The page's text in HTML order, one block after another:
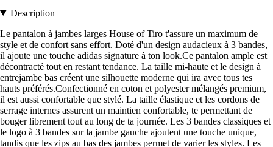
Description
Le pantalon à jambes larges House of Tiro t'assure un maximum de
style et de confort sans effort. Doté d'un design audacieux à 3 bandes,
il ajoute une touche adidas signature à ton look.Ce pantalon ample est
décontracté tout en restant tendance. La taille mi-haute et le design à
entrejambe bas créent une silhouette moderne qui ira avec tous tes
hauts préférés.Confectionné en coton et polyester mélangés premium,
il est aussi confortable que stylé. La taille élastique et les cordons de
serrage internes assurent un maintien confortable, te permettant de
bouger librement tout au long de ta journée. Les 3 bandes classiques et
le logo à 3 bandes sur la jambe gauche ajoutent une touche unique,
tandis que les zips au bas des jambes permet de varier les styles. Les